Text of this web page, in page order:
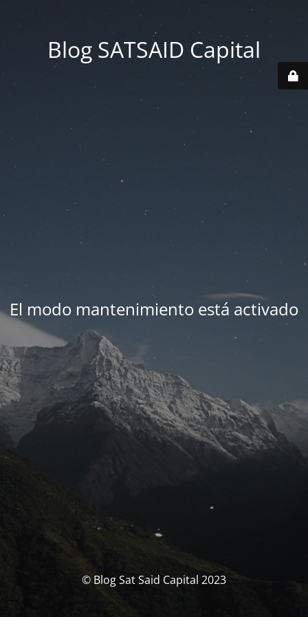
Blog SATSAID Capital
El modo mantenimiento está activado
© Blog Sat Said Capital 2023